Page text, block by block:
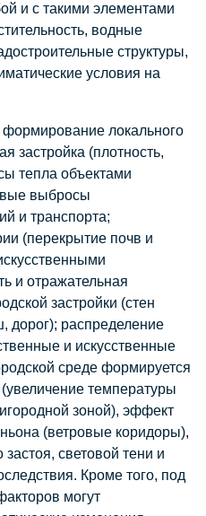
и с такими элементами
водные
структуры,
условия на
локального
застройка (плотность,
тепла объектами
выбросы
и транспорта;
(перекрытие почв и
и отражательная
застройки (стен
дорог); распределение
и искусственные
среде формируется
температуры
зоной), эффект
(ветровые коридоры),
световой тени и
Кроме того, под
могут